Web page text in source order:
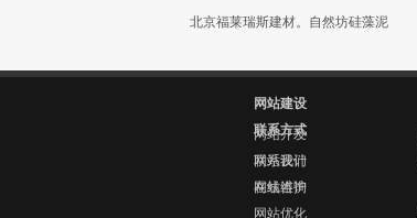
北京福莱瑞斯建材。自然坊硅藻泥
网站建设
网站开发
网站设计
网站维护
网站优化
联系方式
联系我们
在线咨询